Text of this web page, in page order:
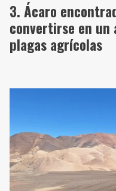
Ácaro
convertirse en
plagas agrícolas